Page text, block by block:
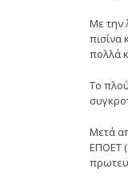
Με την
πισίνα
πολλά
Το
Μετά
ΕΠΟΕΤ